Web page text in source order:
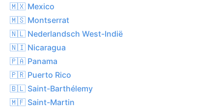
🇲🇽 Mexico
🇲🇸 Montserrat
🇳🇱 Nederlandsch West-Indië
🇳🇮 Nicaragua
🇵🇦 Panama
🇵🇷 Puerto Rico
🇧🇱 Saint-Barthélemy
🇲🇫 Saint-Martin